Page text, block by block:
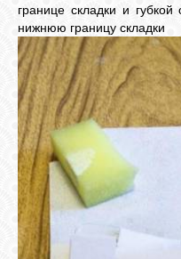
границе складки и
нижнюю границу складки